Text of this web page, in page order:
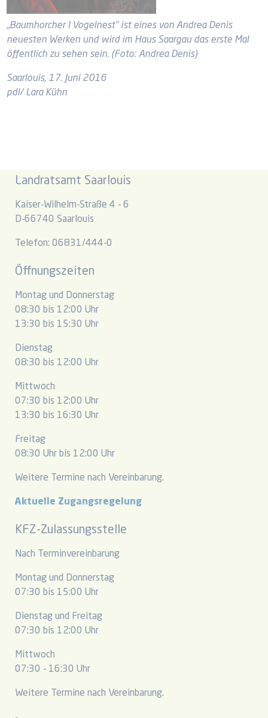
„Baumhorcher I Vogelnest" ist eines von Andrea Denis
neuesten Werken und wird im Haus Saargau das erste Mal
öffentlich zu sehen sein. (Foto: Andrea Denis)
Saarlouis, 17. Juni 2016
pdl/ Lara Kühn
Landratsamt Saarlouis
Kaiser-Wilhelm-Straße 4 - 6
D-66740 Saarlouis
Telefon: 06831/444-0
Öffnungszeiten
Montag und Donnerstag
08:30 bis 12:00 Uhr
13:30 bis 15:30 Uhr
Dienstag
08:30 bis 12:00 Uhr
Mittwoch
07:30 bis 12:00 Uhr
13:30 bis 16:30 Uhr
Freitag
08:30 Uhr bis 12:00 Uhr
Weitere Termine nach Vereinbarung.
Aktuelle Zugangsregelung
KFZ-Zulassungsstelle
Nach Terminvereinbarung
Montag und Donnerstag
07:30 bis 15:00 Uhr
Dienstag und Freitag
07:30 bis 12:00 Uhr
Mittwoch
07:30 - 16:30 Uhr
Weitere Termine nach Vereinbarung.